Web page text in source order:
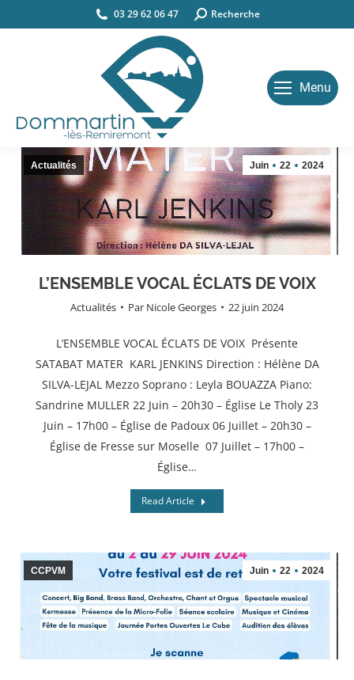
03 29 62 06 47 Search:Recherche
Menu
L’ENSEMBLE VOCAL ÉCLATS DE VOIX
Actualités Par Nicole Georges 22 juin 2024
Juin 22 2024
Actualités
L’ENSEMBLE VOCAL ÉCLATS DE VOIX Présente
SATABAT MATER KARL JENKINS Direction : Hélène DA
SILVA-LEJAL Mezzo Soprano : Leyla BOUAZZA Piano:
Sandrine MULLER 22 Juin – 20h30 – Église Le Tholy 23
Juin – 17h00 – Église de Padoux 06 Juillet – 20h30 –
Église de Fresse sur Moselle 07 Juillet – 17h00 –
Église…
Read Article
Juin 22 2024
CCPVM